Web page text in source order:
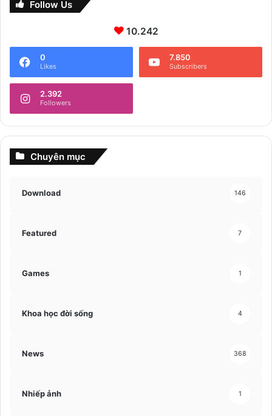
Follow Us
10.242
0
Likes
7.850
Subscribers
2.392
Followers
Chuyên mục
Download 146
Featured 7
Games 1
Khoa học đời sống 4
News 368
Nhiếp ảnh 1